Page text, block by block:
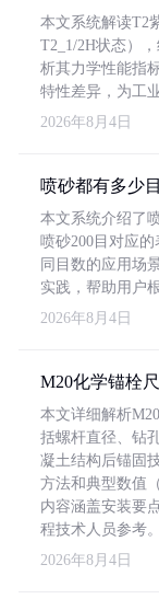
本文系统解读T2
T2_1/2H状态）
析其力学性能指
特性差异，为工
2026年8月4日
喷砂都有多少目
本文系统介绍了
喷砂200目对应
同目数的应用场
实践，帮助用户
2026年8月4日
M20化学锚栓
本文详细解析
括螺杆直径、钻
凝土结构后锚固
方法和典型数值
内容涵盖安装要
程技术人员参考。
2026年8月4日